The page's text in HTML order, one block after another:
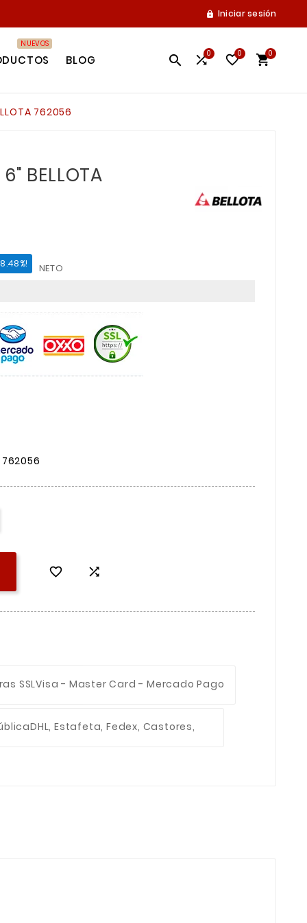
 Iniciar sesión
NUEVOS
BLOG  0 0 0
762056
BELLOTA
NETO
 
SSLVisa - Master Card - Mercado Pago
DHL, Estafeta, Fedex, Castores,